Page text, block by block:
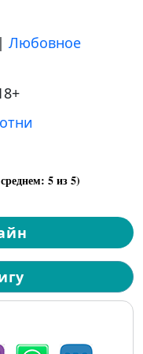
| Любовное
5из 5)